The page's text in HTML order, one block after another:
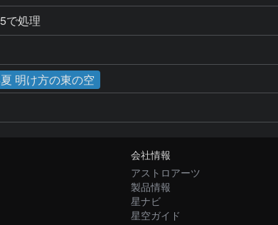
で処理
明け方の東の空
会社情報
アストロアーツ
製品情報
星ナビ
星空ガイド